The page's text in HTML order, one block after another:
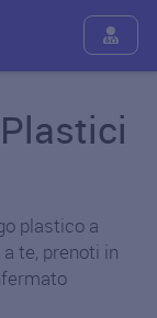
plastico a
te, prenoti in